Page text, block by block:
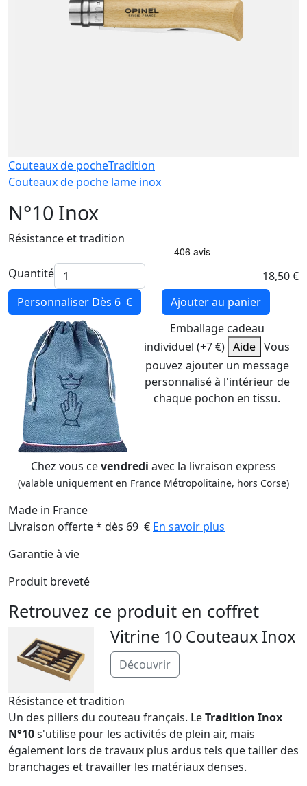
Couteaux de pocheTradition
Couteaux de poche lame inox
N°10 Inox
Résistance et tradition
Quantité
18,50 €
Personnaliser Dès 6 €
Ajouter au panier
Emballage cadeau
individuel (+7 €) Aide Vous
pouvez ajouter un message
personnalisé à l'intérieur de
chaque pochon en tissu.
Chez vous cevendredi avec la livraison express
(valable uniquement en France Métropolitaine, hors Corse)
Made in France
Livraison offerte * dès 69 € En savoir plus
Garantie à vie
Produit breveté
Retrouvez ce produit en coffret
Vitrine 10 Couteaux Inox
Découvrir
Résistance et tradition
Un des piliers du couteau français. LeTradition Inox
N°10s'utilise pour les activités de plein air, mais
également lors de travaux plus ardus tels que tailler des
branchages et travailler les matériaux denses.